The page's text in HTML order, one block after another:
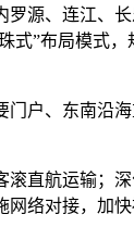
源、连江、
”布局模式
户、东南沿
直航运输；
络对接，加